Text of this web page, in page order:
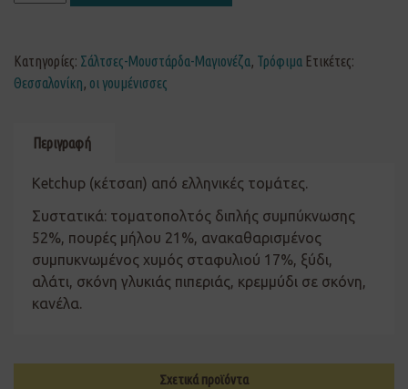
Κατηγορίες: Σάλτσες-Μουστάρδα-Μαγιονέζα, Τρόφιμα Ετικέτες:
Θεσσαλονίκη, οι γουμένισσες
Περιγραφή
Ketchup (κέτσαπ) από ελληνικές τομάτες.
Συστατικά: τοματοπολτός διπλής συμπύκνωσης
52%, πουρές μήλου 21%, ανακαθαρισμένος
συμπυκνωμένος χυμός σταφυλιού 17%, ξύδι,
αλάτι, σκόνη γλυκιάς πιπεριάς, κρεμμύδι σε σκόνη,
κανέλα.
Σχετικά προϊόντα